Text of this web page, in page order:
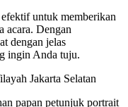
untuk memberikan
acara. Dengan
dengan jelas
ingin Anda tuju.
papan petunjuk portrait